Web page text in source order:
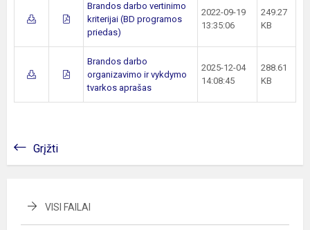
Brandos darbo vertinimo
kriterijai (BD programos
priedas)
2022-09-19
13:35:06
249.27
KB
Brandos darbo
organizavimo ir vykdymo
tvarkos aprašas
2025-12-04
14:08:45
288.61
KB
Grįžti
VISI FAILAI